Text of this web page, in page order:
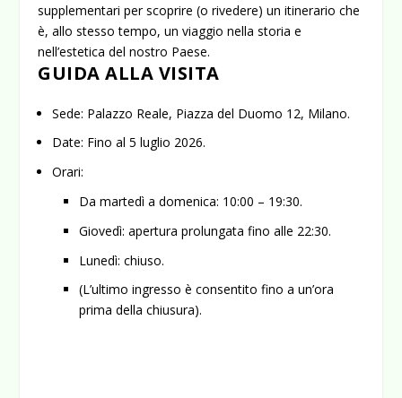
supplementari per scoprire (o rivedere) un itinerario che
è, allo stesso tempo, un viaggio nella storia e
nell’estetica del nostro Paese.
GUIDA ALLA VISITA
Sede: Palazzo Reale, Piazza del Duomo 12, Milano.
Date: Fino al 5 luglio 2026.
Orari:
Da martedì a domenica: 10:00 – 19:30.
Giovedì: apertura prolungata fino alle 22:30.
Lunedì: chiuso.
(L’ultimo ingresso è consentito fino a un’ora
prima della chiusura).